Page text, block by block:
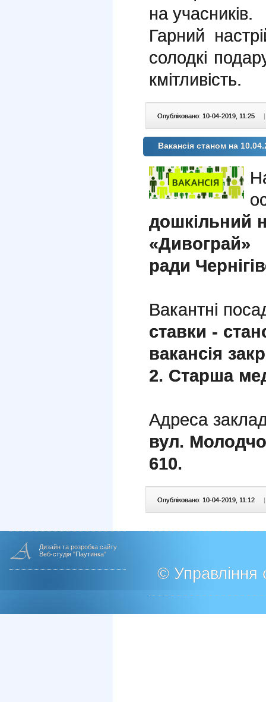
на учасників.
Гарний
солодкі
кмітливість.
Опубліковано: 10-04-2019, 11:25 |
Вакансія станом на
дошкільний
«Дивограй»
ради
Вакантні
ставки -
вакансія
2. Старша
Адреса
вул.
610.
Опубліковано: 10-04-2019, 11:12 |
Дизайн та розробка сайту
Веб-студія "Паутинка"
© Управління